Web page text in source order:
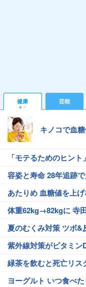
健康 芸能
キノコで血
「モテるためのヒン
容姿と寿命 28年追跡
あたりめ 血糖値を上
体重62kg→82kgに 寺
夏のむくみ対策 ツボ&
紫外線対策がビタミン
緑茶を飲むと死亡リス
ヨーグルト いつ食べ